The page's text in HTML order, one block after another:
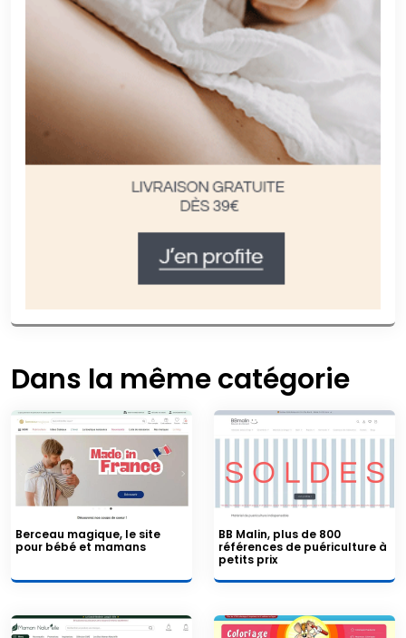
Dans la même catégorie
Berceau magique, le site
pour bébé et mamans
BB Malin, plus de 800
références de puériculture à
petits prix